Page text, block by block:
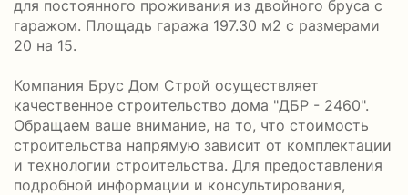
для постоянного проживания из двойного бруса с
гаражом. Площадь гаража 197.30 м2 с размерами
20 на 15.
Компания Брус Дом Строй осуществляет
качественное строительство дома "ДБР - 2460".
Обращаем ваше внимание, на то, что стоимость
строительства напрямую зависит от комплектации
и технологии строительства. Для предоставления
подробной информации и консультирования,